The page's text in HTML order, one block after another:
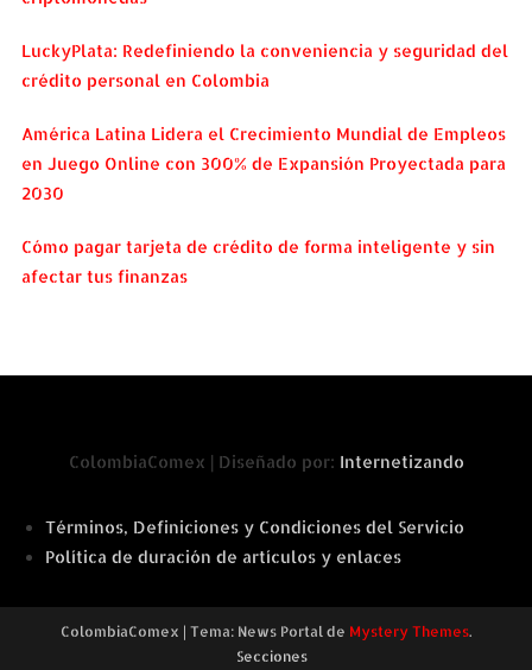
LuckyPlata: Redefiniendo la conveniencia y seguridad del
crédito personal en Colombia
América Latina Lidera el Crecimiento Mundial de Empleos
en Juego Online con 300% de Expansión Proyectada para
2030
Cómo pagar tarjeta de crédito de forma inteligente y sin
afectar tus finanzas
ColombiaComex | Diseñado por: Internetizando
Términos, Definiciones y Condiciones del Servicio
Política de duración de artículos y enlaces
ColombiaComex | Tema: News Portal de Mystery Themes.
Secciones